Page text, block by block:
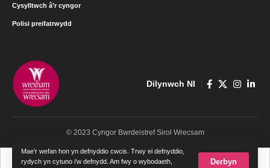
Mae’r wefan hon yn defnyddio cwcis. Trwy ei defnyddio,
rydych yn cytuno i’w defnydd. Am fwy o wybodaeth,
Derbyn
Cysylltwch â’r cyngor
Polisi preifatrwydd
Dilynwch NI
© 2023 Cyngor Bwrdeistref Sirol Wrecsam
Cymraeg English